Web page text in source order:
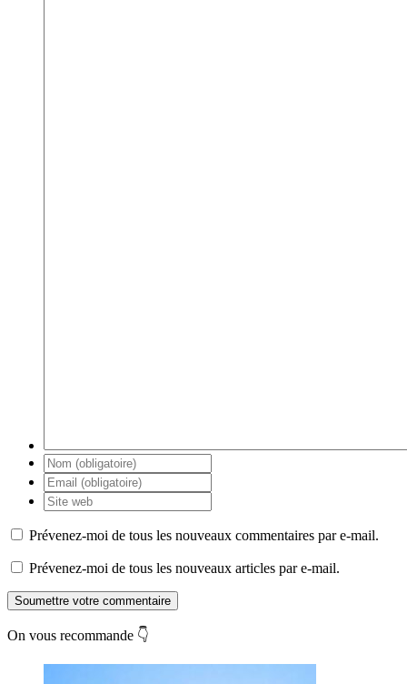
Prévenez-moi de tous les nouveaux commentaires par e-mail.
Prévenez-moi de tous les nouveaux articles par e-mail.
Soumettre votre commentaire
On vous recommande 👇